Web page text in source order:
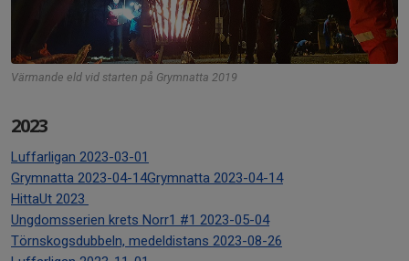
Värmande eld vid starten på Grymnatta 2019
2023
Luffarligan 2023-03-01
Grymnatta 2023-04-14Grymnatta 2023-04-14
HittaUt 2023
Ungdomsserien krets Norr1 #1 2023-05-04
Törnskogsdubbeln, medeldistans 2023-08-26